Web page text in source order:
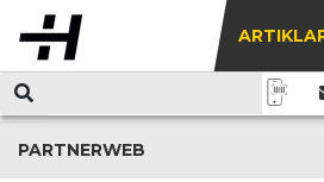
PARTNERWEB